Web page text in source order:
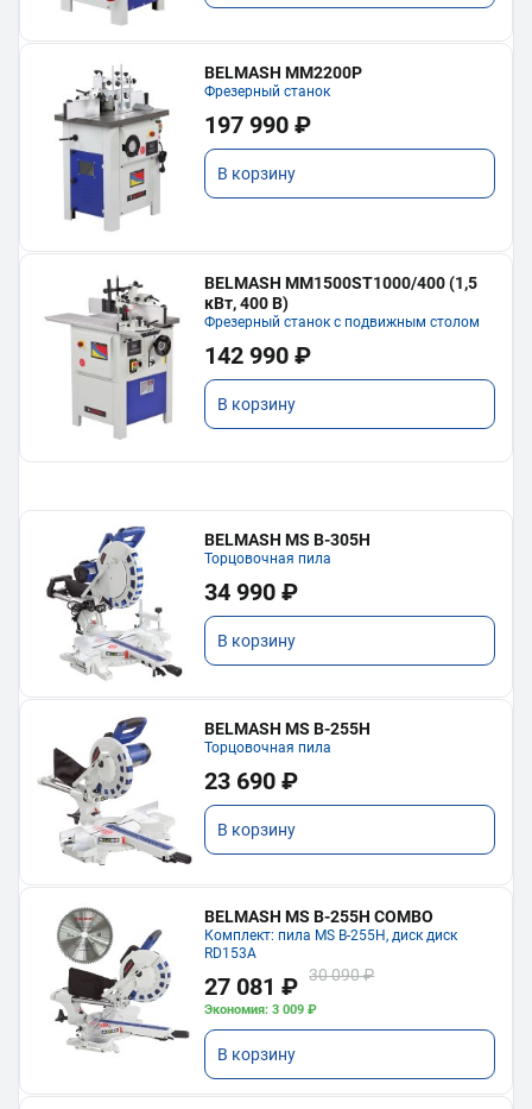
BELMASH MM2200P
Фрезерный станок
197 990 ₽
В корзину
BELMASH MM1500ST1000/400 (1,5
кВт, 400 В)
Фрезерный станок с подвижным столом
142 990 ₽
В корзину
BELMASH MS B-305H
Торцовочная пила
34 990 ₽
В корзину
BELMASH MS B-255H
Торцовочная пила
23 690 ₽
В корзину
BELMASH MS B-255H COMBO
Комплект: пила MS B-255H, диск диск
RD153A
27 081 ₽ 30 090 ₽
Экономия: 3 009 ₽
В корзину